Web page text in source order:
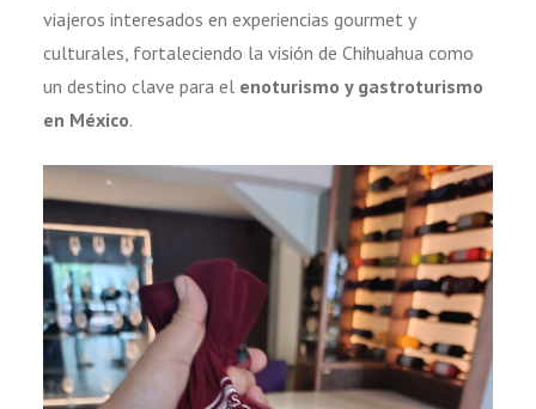
viajeros interesados en experiencias gourmet y
culturales, fortaleciendo la visión de Chihuahua como
un destino clave para el enoturismo y gastroturismo
en México.